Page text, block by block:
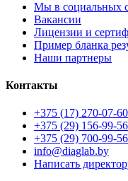
Мы в социальных
Вакансии
Лицензии и
Пример бланка
Наши партнеры
Контакты
+375 (17) 270-07-60
+375 (29) 156-99-56
+375 (29) 700-99-56
info@diaglab.by
Написать